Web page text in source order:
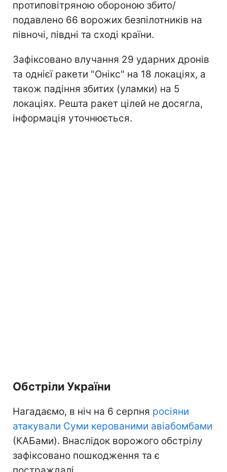
протиповітряною обороною збито/
подавлено 66 ворожих безпілотників на
півночі, півдні та сході країни.
Зафіксовано влучання 29 ударних дронів
та однієї ракети "Онікс" на 18 локаціях, а
також падіння збитих (уламки) на 5
локаціях. Решта ракет цілей не досягла,
інформація уточнюється.
Обстріли України
Нагадаємо, в ніч на 6 серпня росіяни
атакували Суми керованими авіабомбами
(КАБами). Внаслідок ворожого обстрілу
зафіксовано пошкодження та є